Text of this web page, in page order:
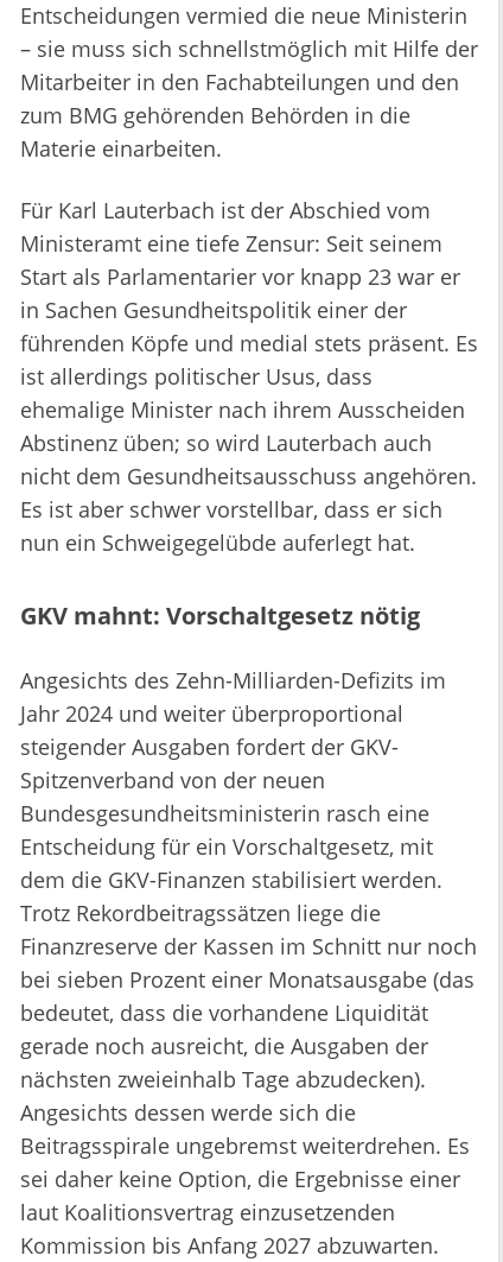
Entscheidungen vermied die neue Ministerin
– sie muss sich schnellstmöglich mit Hilfe der
Mitarbeiter in den Fachabteilungen und den
zum BMG gehörenden Behörden in die
Materie einarbeiten.
Für Karl Lauterbach ist der Abschied vom
Ministeramt eine tiefe Zensur: Seit seinem
Start als Parlamentarier vor knapp 23 war er
in Sachen Gesundheitspolitik einer der
führenden Köpfe und medial stets präsent. Es
ist allerdings politischer Usus, dass
ehemalige Minister nach ihrem Ausscheiden
Abstinenz üben; so wird Lauterbach auch
nicht dem Gesundheitsausschuss angehören.
Es ist aber schwer vorstellbar, dass er sich
nun ein Schweigegelübde auferlegt hat.
GKV mahnt: Vorschaltgesetz nötig
Angesichts des Zehn-Milliarden-Defizits im
Jahr 2024 und weiter überproportional
steigender Ausgaben fordert der GKV-
Spitzenverband von der neuen
Bundesgesundheitsministerin rasch eine
Entscheidung für ein Vorschaltgesetz, mit
dem die GKV-Finanzen stabilisiert werden.
Trotz Rekordbeitragssätzen liege die
Finanzreserve der Kassen im Schnitt nur noch
bei sieben Prozent einer Monatsausgabe (das
bedeutet, dass die vorhandene Liquidität
gerade noch ausreicht, die Ausgaben der
nächsten zweieinhalb Tage abzudecken).
Angesichts dessen werde sich die
Beitragsspirale ungebremst weiterdrehen. Es
sei daher keine Option, die Ergebnisse einer
laut Koalitionsvertrag einzusetzenden
Kommission bis Anfang 2027 abzuwarten.